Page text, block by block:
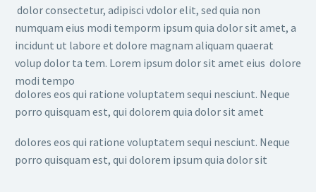
dolor consectetur, adipisci vdolor elit, sed quia non
numquam eius modi temporm ipsum quia dolor sit amet, a
incidunt ut labore et dolore magnam aliquam quaerat
volup dolor ta tem. Lorem ipsum dolor sit amet eius dolore
modi tempo
dolores eos qui ratione voluptatem sequi nesciunt. Neque
porro quisquam est, qui dolorem quia dolor sit amet
dolores eos qui ratione voluptatem sequi nesciunt. Neque
porro quisquam est, qui dolorem ipsum quia dolor sit